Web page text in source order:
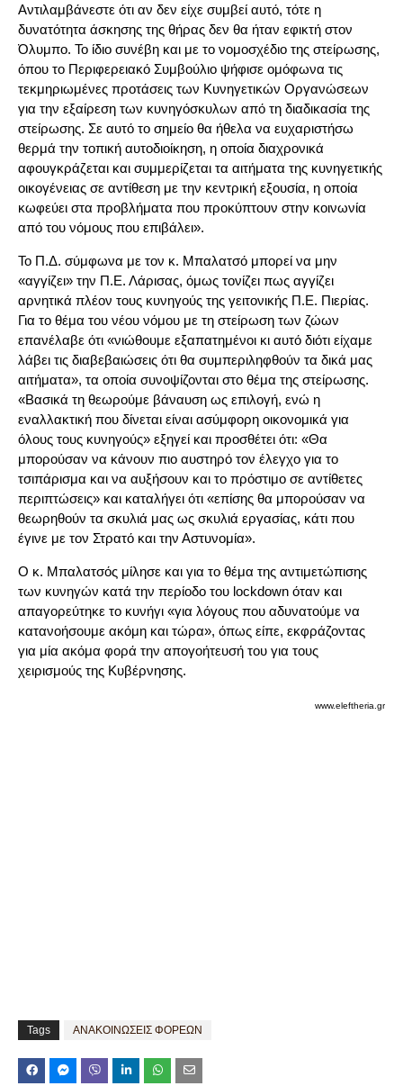
Αντιλαμβάνεστε ότι αν δεν είχε συμβεί αυτό, τότε η
δυνατότητα άσκησης της θήρας δεν θα ήταν εφικτή στον
Όλυμπο. Το ίδιο συνέβη και με το νομοσχέδιο της στείρωσης,
όπου το Περιφερειακό Συμβούλιο ψήφισε ομόφωνα τις
τεκμηριωμένες προτάσεις των Κυνηγετικών Οργανώσεων
για την εξαίρεση των κυνηγόσκυλων από τη διαδικασία της
στείρωσης. Σε αυτό το σημείο θα ήθελα να ευχαριστήσω
θερμά την τοπική αυτοδιοίκηση, η οποία διαχρονικά
αφουγκράζεται και συμμερίζεται τα αιτήματα της κυνηγετικής
οικογένειας σε αντίθεση με την κεντρική εξουσία, η οποία
κωφεύει στα προβλήματα που προκύπτουν στην κοινωνία
από του νόμους που επιβάλει».
Το Π.Δ. σύμφωνα με τον κ. Μπαλατσό μπορεί να μην
«αγγίζει» την Π.Ε. Λάρισας, όμως τονίζει πως αγγίζει
αρνητικά πλέον τους κυνηγούς της γειτονικής Π.Ε. Πιερίας.
Για το θέμα του νέου νόμου με τη στείρωση των ζώων
επανέλαβε ότι «νιώθουμε εξαπατημένοι κι αυτό διότι είχαμε
λάβει τις διαβεβαιώσεις ότι θα συμπεριληφθούν τα δικά μας
αιτήματα», τα οποία συνοψίζονται στο θέμα της στείρωσης.
«Βασικά τη θεωρούμε βάναυση ως επιλογή, ενώ η
εναλλακτική που δίνεται είναι ασύμφορη οικονομικά για
όλους τους κυνηγούς» εξηγεί και προσθέτει ότι: «Θα
μπορούσαν να κάνουν πιο αυστηρό τον έλεγχο για το
τσιπάρισμα και να αυξήσουν και το πρόστιμο σε αντίθετες
περιπτώσεις» και καταλήγει ότι «επίσης θα μπορούσαν να
θεωρηθούν τα σκυλιά μας ως σκυλιά εργασίας, κάτι που
έγινε με τον Στρατό και την Αστυνομία».
Ο κ. Μπαλατσός μίλησε και για το θέμα της αντιμετώπισης
των κυνηγών κατά την περίοδο του lockdown όταν και
απαγορεύτηκε το κυνήγι «για λόγους που αδυνατούμε να
κατανοήσουμε ακόμη και τώρα», όπως είπε, εκφράζοντας
για μία ακόμα φορά την απογοήτευσή του για τους
χειρισμούς της Κυβέρνησης.
www.eleftheria.gr
Tags ΑΝΑΚΟΙΝΩΣΕΙΣ ΦΟΡΕΩΝ